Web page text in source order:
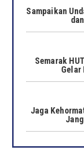
Sampaikan
Semarak
Gelar
Jaga